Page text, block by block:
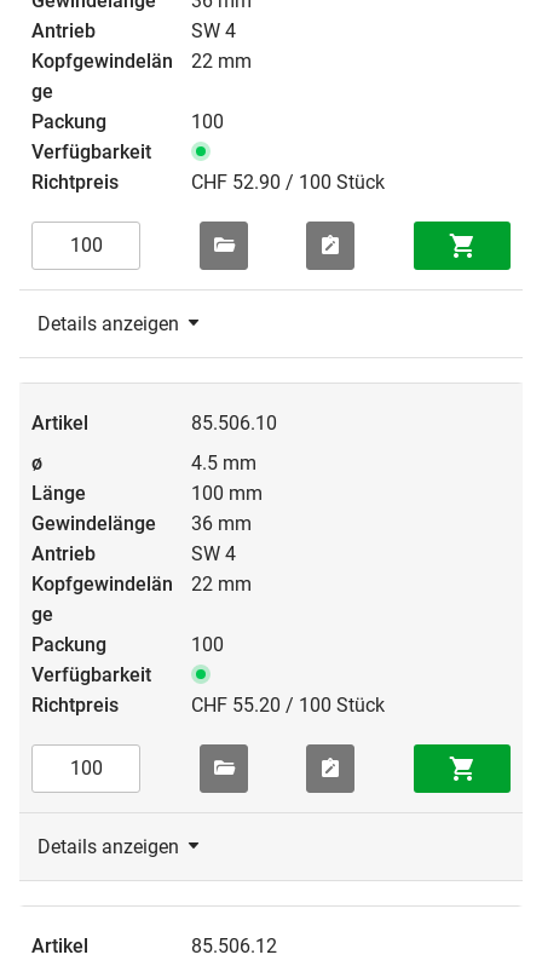
SW 4
22 mm
100
CHF 52.90 / 100 Stück
Details anzeigen
85.506.10
4.5 mm
100 mm
36 mm
SW 4
22 mm
100
CHF 55.20 / 100 Stück
Details anzeigen
85.506.12